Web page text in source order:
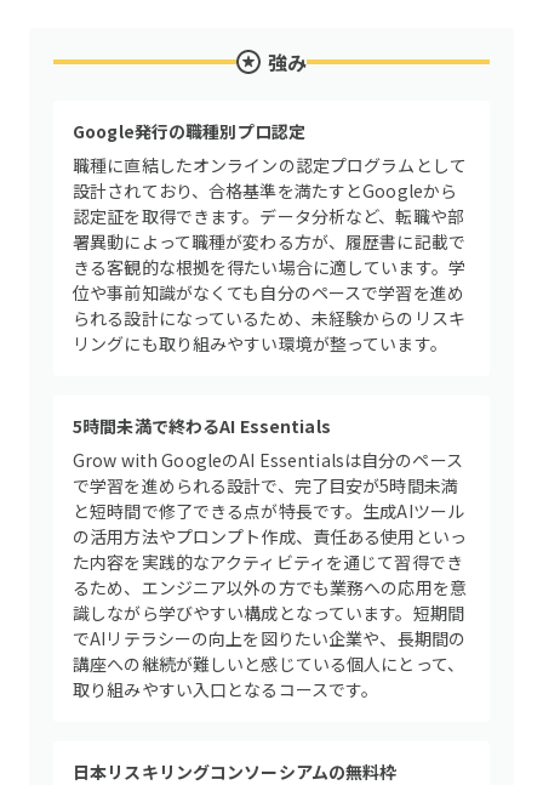
強み
Google発行の職種別プロ認定
職種に直結したオンラインの認定プログラムとして
設計されており、合格基準を満たすとGoogleから
認定証を取得できます。データ分析など、転職や部
署異動によって職種が変わる方が、履歴書に記載で
きる客観的な根拠を得たい場合に適しています。学
位や事前知識がなくても自分のペースで学習を進め
られる設計になっているため、未経験からのリスキ
リングにも取り組みやすい環境が整っています。
5時間未満で終わるAI Essentials
Grow with GoogleのAI Essentialsは自分のペース
で学習を進められる設計で、完了目安が5時間未満
と短時間で修了できる点が特長です。生成AIツール
の活用方法やプロンプト作成、責任ある使用といっ
た内容を実践的なアクティビティを通じて習得でき
るため、エンジニア以外の方でも業務への応用を意
識しながら学びやすい構成となっています。短期間
でAIリテラシーの向上を図りたい企業や、長期間の
講座への継続が難しいと感じている個人にとって、
取り組みやすい入口となるコースです。
日本リスキリングコンソーシアムの無料枠